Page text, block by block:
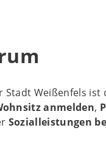
Stadt Weißenfels
anmelden,
Sozialleistungen